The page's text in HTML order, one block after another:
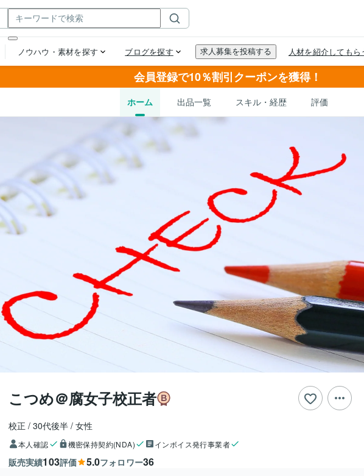
会員登録で10％割引クーポンを獲得！
ホーム 出品一覧 スキル・経歴 評価
こつめ＠腐女子校正者
校正 30代後半 女性
本人確認 機密保持契約(NDA) インボイス発行事業者
販売実績103評価 5.0フォロワー36